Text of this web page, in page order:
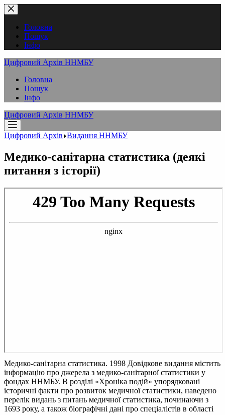
Перейти
до
вмістуГоловна
Пошук
Інфо
Цифровий Архів ННМБУ
Головна
Пошук
Інфо
Цифровий Архів ННМБУ
Цифровий Архів Видання ННМБУ
Медико-санітарна статистика (деякі
питання з історії)
Медико-санітарна статистика. 1998 Довідкове видання містить
інформацію про джерела з медико-санітарної статистики у
фондах ННМБУ. В розділі «Хроніка подій» упорядковані
історичні факти про розвиток медичної статистики, наведено
перелік видань з питань медичної статистика, починаючи з
1693 року, а також біографічні дані про спеціалістів в області